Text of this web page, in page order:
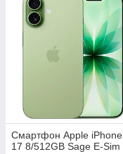
Смартфон Apple iPhone
17 8/512GB Sage E-Sim